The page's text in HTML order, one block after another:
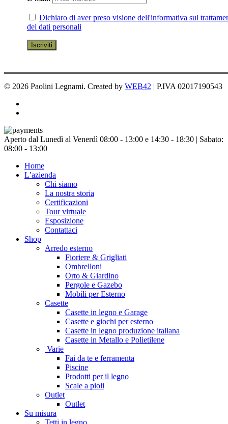
Dichiaro di aver preso visione dell'informativa sul
dei dati personali
© 2026 Paolini Legnami. Created by WEB42 | P.IVA 02017190543
Chiudi
menu
Aperto dal Lunedì al Venerdì 08:00 - 13:00 e 14:30 - 18:30 | Sabato:
08:00 - 13:00
Home
L’azienda
Chi siamo
La nostra storia
Certificazioni
Tour virtuale
Esposizione
Contattaci
Shop
Arredo esterno
Fioriere & Grigliati
Ombrelloni
Orto & Giardino
Pergole e Gazebo
Mobili per Esterno
Casette
Casette in legno e Garage
Casette e giochi per esterno
Casette in legno produzione italiana
Casette in Metallo e Polietilene
Varie
Fai da te e ferramenta
Piscine
Prodotti per il legno
Scale a pioli
Outlet
Outlet
Su misura